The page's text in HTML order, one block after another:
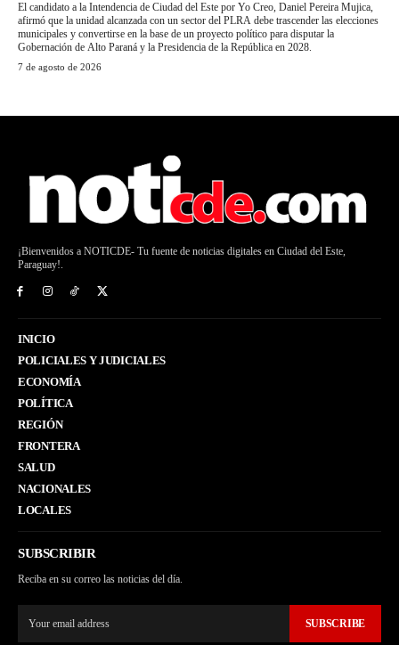
El candidato a la Intendencia de Ciudad del Este por Yo Creo, Daniel Pereira Mujica,
afirmó que la unidad alcanzada con un sector del PLRA debe trascender las elecciones
municipales y convertirse en la base de un proyecto político para disputar la
Gobernación de Alto Paraná y la Presidencia de la República en 2028.
7 de agosto de 2026
¡Bienvenidos a NOTICDE- Tu fuente de noticias digitales en Ciudad del Este,
Paraguay!.
INICIO
POLICIALES Y JUDICIALES
ECONOMÍA
POLÍTICA
REGIÓN
FRONTERA
SALUD
NACIONALES
LOCALES
SUBSCRIBIR
Reciba en su correo las noticias del día.
SUBSCRIBE